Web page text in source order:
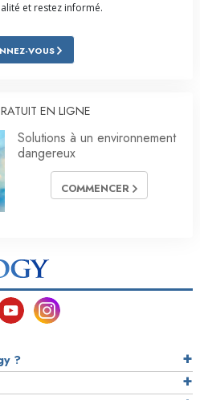
et restez informé.
VOUS
EN LIGNE
Solutions à un environnement
dangereux
COMMENCER
?